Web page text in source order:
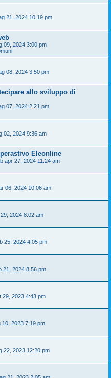
21, 2024 10:19 pm
09, 2024 3:00 pm
08, 2024 3:50 pm
allo sviluppo di
07, 2024 2:21 pm
02, 2024 9:36 am
Eleonline
apr 27, 2024 11:24 am
06, 2024 10:06 am
2024 8:02 am
25, 2024 4:05 pm
21, 2024 8:56 pm
29, 2023 4:43 pm
10, 2023 7:19 pm
22, 2023 12:20 pm